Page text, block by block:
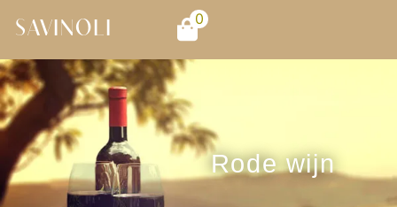
SAVINOLI 0
Rode wijn